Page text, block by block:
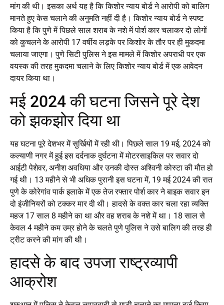
मांग की थी। इसका अर्थ यह है कि किशोर न्याय बोर्ड ने आरोपी को बालिग
मानते हुए केस चलाने की अनुमति नहीं दी है। किशोर न्याय बोर्ड ने स्पष्ट
किया है कि पुणे में पिछले साल शराब के नशे में पोर्श कार चलाकर दो लोगों
को कुचलने के आरोपी 17 वर्षीय लड़के पर किशोर के तौर पर ही मुकदमा
चलाया जाएगा। पुणे सिटी पुलिस ने इस मामले में किशोर अपराधी पर एक
वयस्क की तरह मुकदमा चलाने के लिए किशोर न्याय बोर्ड में एक आवेदन
दायर किया था।
मई 2024 की घटना जिसने पूरे देश
को झकझोर दिया था
यह घटना पूरे देशभर में सुर्खियों में रही थी। पिछले साल 19 मई, 2024 को
कल्याणी नगर में हुई इस दर्दनाक दुर्घटना में मोटरसाइकिल पर सवार दो
आईटी पेशेवर, अनीश अवधिया और उनकी दोस्त अश्विनी कोस्टा की मौत हो
गई थी। 13 महीने से भी अधिक पुरानी इस घटना में, 19 मई 2024 की रात
पुणे के कोरेगांव पार्क इलाके में एक तेज रफ्तार पोर्श कार ने बाइक सवार इन
दो इंजीनियरों को टक्कर मार दी थी। हादसे के वक्त कार चला रहा व्यक्ति
महज 17 साल 8 महीने का था और वह शराब के नशे में था। 18 साल से
केवल 4 महीने कम उम्र होने के चलते पुणे पुलिस ने उसे बालिग की तरह ही
ट्रीट करने की मांग की थी।
हादसे के बाद उपजा राष्ट्रव्यापी
आक्रोश